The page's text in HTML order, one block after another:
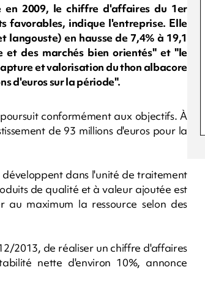
en 2009, le chiffre d'affaires du 1er
favorables, indique l'entreprise. Elle
en hausse de 7,4% à 19,1
et des marchés bien orientés" et "le
et valorisation du thon albacore
d'euros sur la période".
conformément aux objectifs. À
de 93 millions d'euros pour la
dans l'unité de traitement
de qualité et à valeur ajoutée est
maximum la ressource selon des
2013, de réaliser un chiffre d'affaires
nette d'environ 10%, annonce